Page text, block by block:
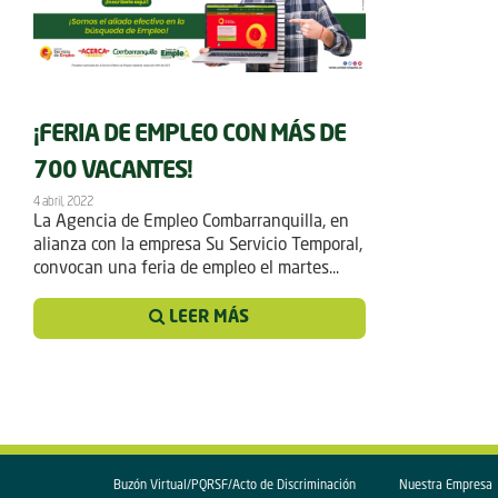
¡FERIA DE EMPLEO CON MÁS DE
700 VACANTES!
4 abril, 2022
La Agencia de Empleo Combarranquilla, en
alianza con la empresa Su Servicio Temporal,
convocan una feria de empleo el martes...
LEER MÁS
Buzón Virtual/PQRSF/Acto de Discriminación Nuestra Empresa